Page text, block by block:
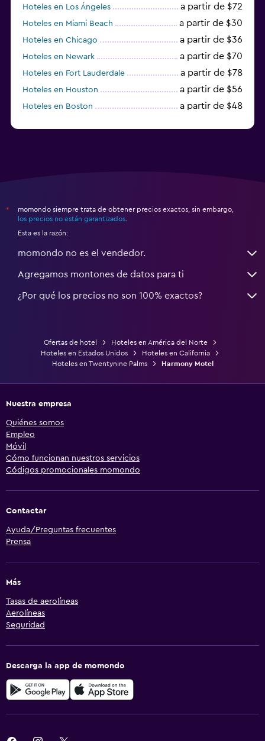
Hoteles en Los Ángeles a partir de $72
Hoteles en Miami Beach a partir de $30
Hoteles en Chicago a partir de $36
Hoteles en Newark a partir de $70
Hoteles en Fort Lauderdale a partir de $78
Hoteles en Houston a partir de $56
Hoteles en Boston a partir de $48
*
momondo siempre trata de obtener precios exactos, sin embargo,
los precios no están garantizados
Esta es la razón:
momondo no es el vendedor.
Agregamos montones de datos para ti
¿Por qué los precios no son 100% exactos?
Ofertas de hotel
Hoteles en América del Norte
Hoteles en Estados Unidos
Hoteles en California
Hoteles en Twentynine Palms
Harmony Motel
Nuestra empresa
Quiénes somos
Empleo
Móvil
Cómo funcionan nuestros servicios
Códigos promocionales momondo
Contactar
Ayuda/Preguntas frecuentes
Prensa
Más
Tasas de aerolíneas
Aerolíneas
Seguridad
Descarga la app de momondo